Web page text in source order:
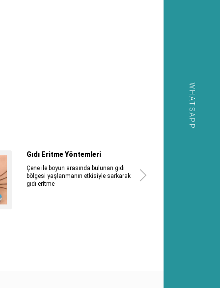
WHATSAPP
Gıdı Eritme Yöntemleri
Çene ile boyun arasında bulunan gıdı
bölgesi yaşlanmanın etkisiyle sarkarak
gıdı eritme